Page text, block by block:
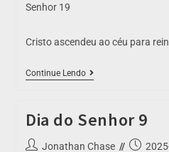
Senhor 19
Cristo ascendeu ao céu para
Continue Lendo
Dia do Senhor 9
Jonathan Chase